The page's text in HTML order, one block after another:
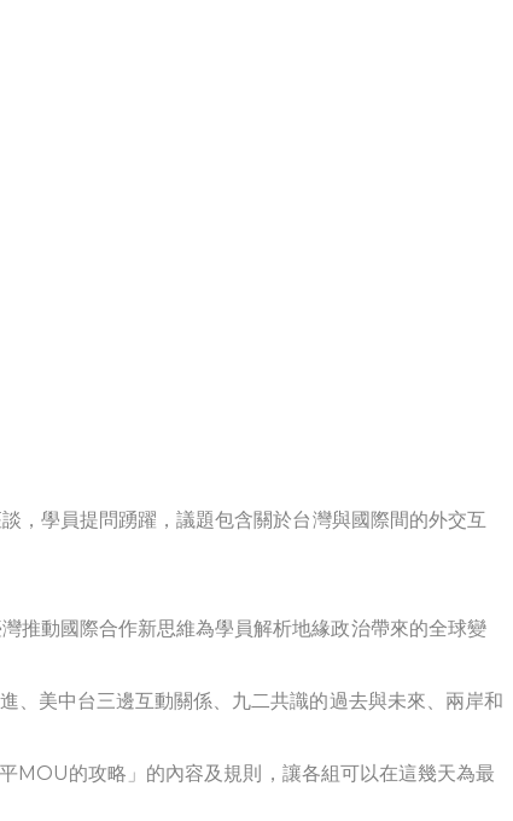
，學員提問踴躍，議題包含關於台灣與國際間的外交互
推動國際合作新思維為學員解析地緣政治帶來的全球變
、美中台三邊互動關係、九二共識的過去與未來、兩岸和
MOU的攻略」的內容及規則，讓各組可以在這幾天為最